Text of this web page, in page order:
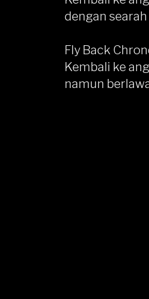
dengan
Fly Back
Kembali ke
namun